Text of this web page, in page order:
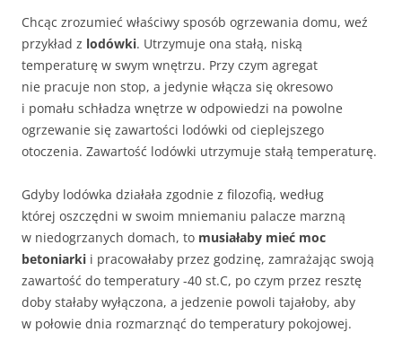
Chcąc zrozumieć właściwy sposób ogrzewania domu, weź
przykład z lodówki. Utrzymuje ona stałą, niską
temperaturę w swym wnętrzu. Przy czym agregat
nie pracuje non stop, a jedynie włącza się okresowo
i pomału schładza wnętrze w odpowiedzi na powolne
ogrzewanie się zawartości lodówki od cieplejszego
otoczenia. Zawartość lodówki utrzymuje stałą temperaturę.
Gdyby lodówka działała zgodnie z filozofią, według
której oszczędni w swoim mniemaniu palacze marzną
w niedogrzanych domach, to musiałaby mieć moc
betoniarki i pracowałaby przez godzinę, zamrażając swoją
zawartość do temperatury -40 st.C, po czym przez resztę
doby stałaby wyłączona, a jedzenie powoli tajałoby, aby
w połowie dnia rozmarznąć do temperatury pokojowej.